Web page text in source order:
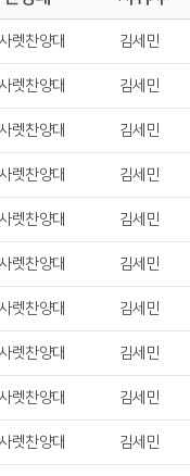
렛찬양대 김세민
렛찬양대 김세민
렛찬양대 김세민
렛찬양대 김세민
렛찬양대 김세민
렛찬양대 김세민
렛찬양대 김세민
렛찬양대 김세민
렛찬양대 김세민
렛찬양대 김세민